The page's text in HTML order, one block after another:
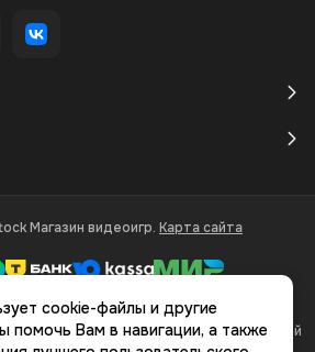
Магазин видеоигр. Карта сайта
на сайте информация, касающаяся
товаров и услуг, носит информационный
cookie-файлы и другие
помочь Вам в навигации, а также